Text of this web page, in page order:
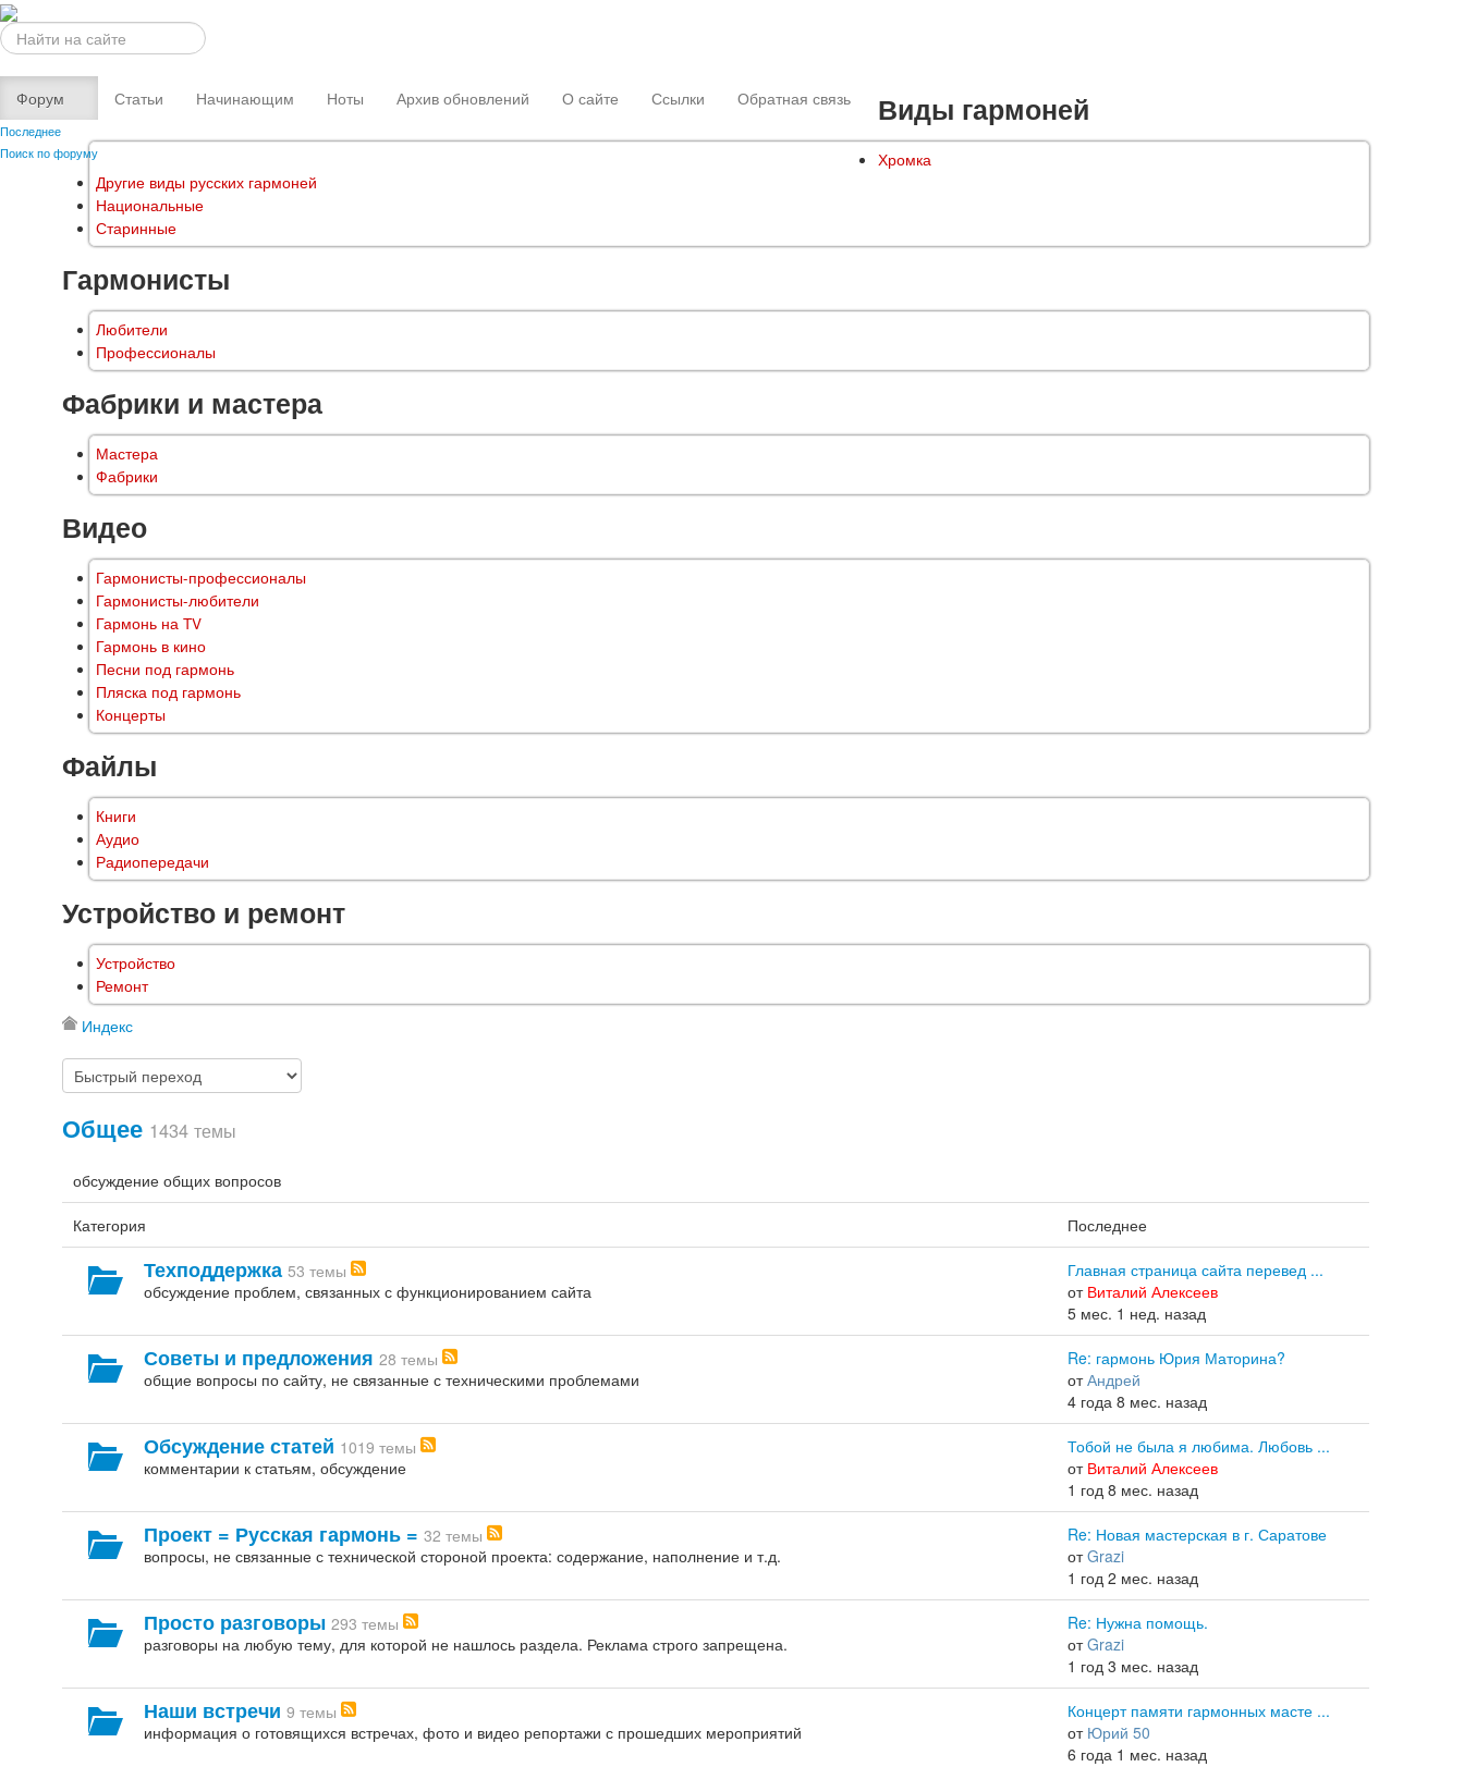
Искать...
Форум
Последнее
Поиск по форуму
Статьи Начинающим Ноты Архив обновлений О сайте Ссылки Обратная связь Виды гармоней
Хромка
Другие виды русских гармоней
Национальные
Старинные
Гармонисты
Любители
Профессионалы
Фабрики и мастера
Мастера
Фабрики
Видео
Гармонисты-профессионалы
Гармонисты-любители
Гармонь на TV
Гармонь в кино
Песни под гармонь
Пляска под гармонь
Концерты
Файлы
Книги
Аудио
Радиопередачи
Устройство и ремонт
Устройство
Ремонт
Индекс
Общее 1434 темы
обсуждение общих вопросов
Категория Последнее
Техподдержка 53 темы
обсуждение проблем, связанных с функционированием сайта
Главная страница сайта перевед ...
от Виталий Алексеев
5 мес. 1 нед. назад
Советы и предложения 28 темы
общие вопросы по сайту, не связанные с техническими проблемами
Re: гармонь Юрия Маторина?
отАндрей
4 года 8 мес. назад
Обсуждение статей 1019 темы
комментарии к статьям, обсуждение
Тобой не была я любима. Любовь ...
от Виталий Алексеев
1 год 8 мес. назад
Проект = Русская гармонь = 32 темы
вопросы, не связанные с технической стороной проекта: содержание, наполнение и т.д.
Re: Новая мастерская в г. Саратове
отGrazi
1 год 2 мес. назад
Просто разговоры 293 темы
разговоры на любую тему, для которой не нашлось раздела. Реклама строго запрещена.
Re: Нужна помощь.
отGrazi
1 год 3 мес. назад
Наши встречи 9 темы
информация о готовящихся встречах, фото и видео репортажи с прошедших мероприятий
Концерт памяти гармонных масте ...
от Юрий 50
6 года 1 мес. назад